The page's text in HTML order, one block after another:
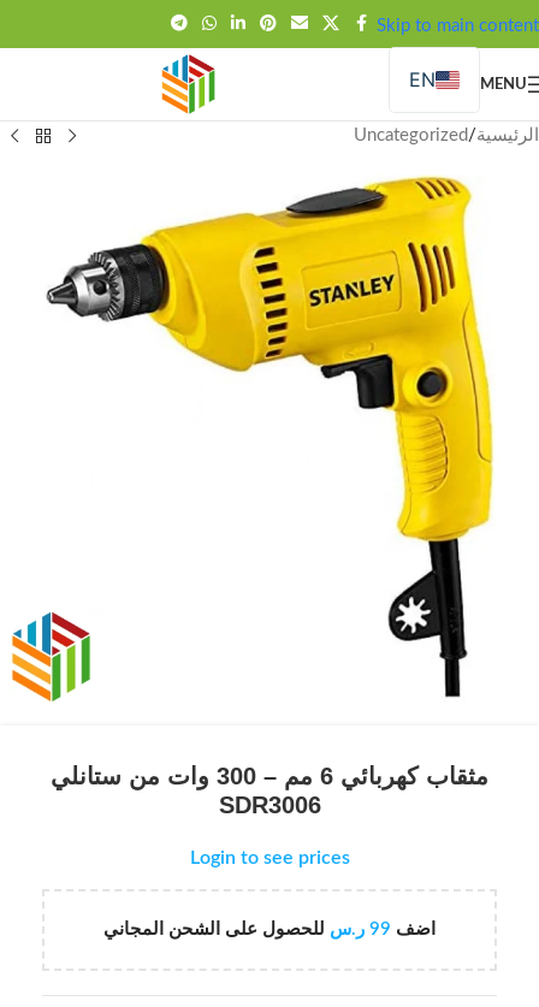
Skip to main content
FREE SHIPPING OVER 99SAR
MENU
EN
الرئيسية/
Uncategorized
مثقاب كهربائي 6 مم – 300 وات من ستانلي
SDR3006
Login to see prices
اضف 99 ر.س للحصول على الشحن المجاني